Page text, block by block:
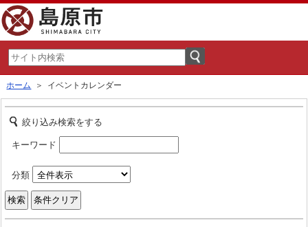
ホーム ＞ イベントカレンダー
絞り込み検索をする
キーワード
分類